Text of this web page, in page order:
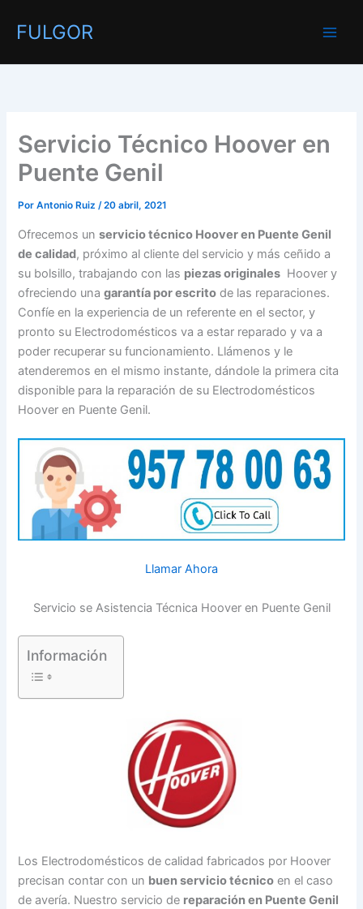
FULGOR
Servicio Técnico Hoover en
Puente Genil
PorAntonio Ruiz/20 abril, 2021
Ofrecemos unservicio técnico Hoover en Puente Genil
de calidad, próximo al cliente del servicio y más ceñido a
su bolsillo, trabajando con las piezas originales Hoover y
ofreciendo unagarantía por escrito de las reparaciones.
Confíe en la experiencia de un referente en el sector, y
pronto su Electrodomésticos va a estar reparado y va a
poder recuperar su funcionamiento. Llámenos y le
atenderemos en el mismo instante, dándole la primera cita
disponible para la reparación de su Electrodomésticos
Hoover en Puente Genil.
Llamar Ahora
Servicio se Asistencia Técnica Hoover en Puente Genil
Información
Los Electrodomésticos de calidad fabricados por Hoover
precisan contar con un buen servicio técnico en el caso
de avería. Nuestro servicio de reparación en Puente Genil